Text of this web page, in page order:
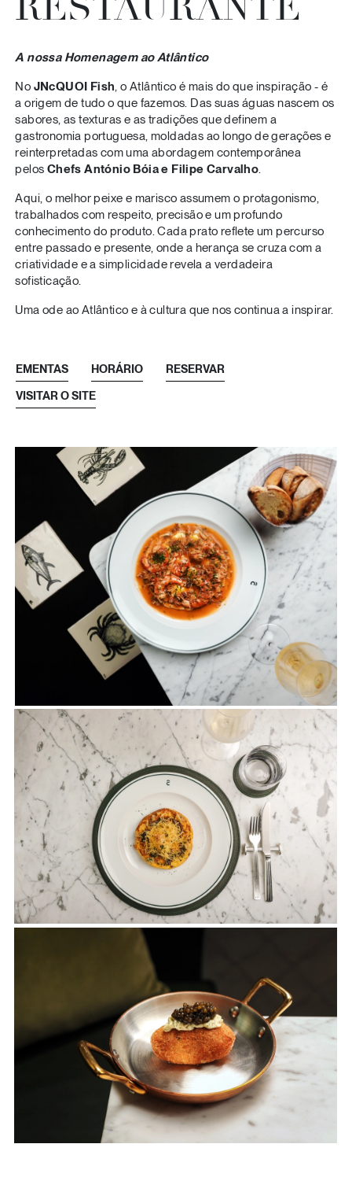
A nossa Homenagem ao Atlântico
No JNcQUOI Fish, o Atlântico é mais do que inspiração - é
a origem de tudo o que fazemos. Das suas águas nascem os
sabores, as texturas e as tradições que definem a
gastronomia portuguesa, moldadas ao longo de gerações e
reinterpretadas com uma abordagem contemporânea
pelos Chefs António Bóia e Filipe Carvalho.
Aqui, o melhor peixe e marisco assumem o protagonismo,
trabalhados com respeito, precisão e um profundo
conhecimento do produto. Cada prato reflete um percurso
entre passado e presente, onde a herança se cruza com a
criatividade e a simplicidade revela a verdadeira
sofisticação.
Uma ode ao Atlântico e à cultura que nos continua a inspirar.
EMENTAS
Pratos
HORÁRIO
RESERVAR
VISITAR O SITE